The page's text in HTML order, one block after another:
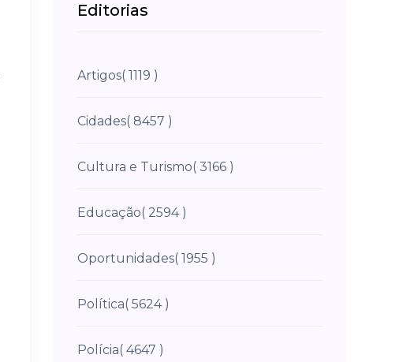
Editorias
Artigos( 1119 )
Cidades( 8457 )
Cultura e Turismo( 3166 )
Educação( 2594 )
Oportunidades( 1955 )
Política( 5624 )
Polícia( 4647 )